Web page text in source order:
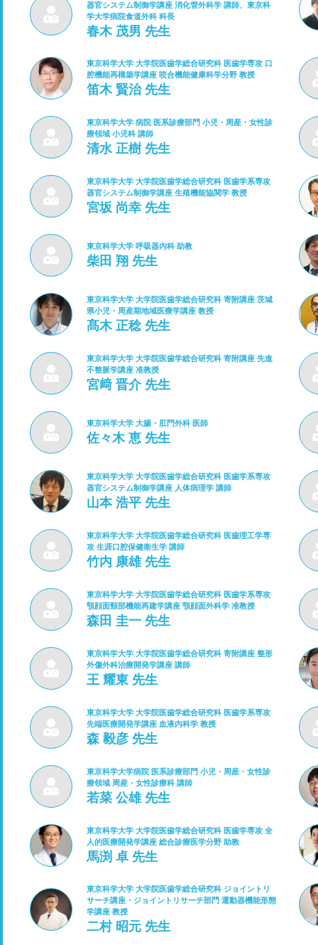
器官システム制御学講座 消化管外科学 講師、東京科
学大学病院食道外科 科長
春木 茂男 先生
東京科学大学 大学院医歯学総合研究科 医歯学専攻 口
腔機能再構築学講座 咬合機能健康科学分野 教授
笛木 賢治 先生
東京科学大学 病院 医系診療部門 小児・周産・女性診
療領域 小児科 講師
清水 正樹 先生
東京科学大学 大学院医歯学総合研究科 医歯学系専攻
器官システム制御学講座 生殖機能協関学 教授
宮坂 尚幸 先生
東京科学大学 呼吸器内科 助教
柴田 翔 先生
東京科学大学 大学院医歯学総合研究科 寄附講座 茨城
県小児・周産期地域医療学講座 教授
髙木 正稔 先生
東京科学大学 大学院医歯学総合研究科 寄附講座 先進
不整脈学講座 准教授
宮﨑 晋介 先生
東京科学大学 大腸・肛門外科 医師
佐々木 恵 先生
東京科学大学 大学院医歯学総合研究科 医歯学系専攻
器官システム制御学講座 人体病理学 講師
山本 浩平 先生
東京科学大学 大学院医歯学総合研究科 医歯理工学専
攻 生涯口腔保健衛生学 講師
竹内 康雄 先生
東京科学大学 大学院医歯学総合研究科 医歯学系専攻
顎顔面頸部機能再建学講座 顎顔面外科学 准教授
森田 圭一 先生
東京科学大学 大学院医歯学総合研究科 寄附講座 整形
外傷外科治療開発学講座 講師
王 耀東 先生
東京科学大学 大学院医歯学総合研究科 医歯学系専攻
先端医療開発学講座 血液内科学 教授
森 毅彦 先生
東京科学大学病院 医系診療部門 小児・周産・女性診
療領域 周産・女性診療科 講師
若菜 公雄 先生
東京科学大学 大学院医歯学総合研究科 医歯学専攻 全
人的医療開発学講座 総合診療医学分野 助教
馬渕 卓 先生
東京科学大学 大学院医歯学総合研究科 ジョイントリ
サーチ講座・ジョイントリサーチ部門 運動器機能形態
学講座 教授
二村 昭元 先生